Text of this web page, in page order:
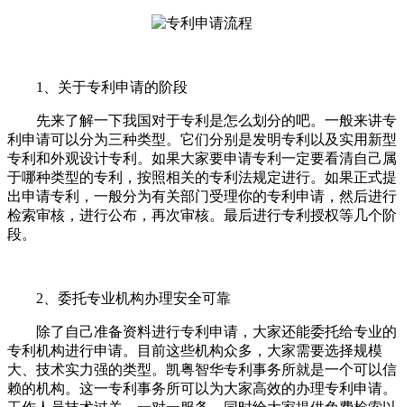
1、关于专利申请的阶段
先来了解一下我国对于专利是怎么划分的吧。一般来讲专
利申请可以分为三种类型。它们分别是发明专利以及实用新型
专利和外观设计专利。如果大家要申请专利一定要看清自己属
于哪种类型的专利，按照相关的专利法规定进行。如果正式提
出申请专利，一般分为有关部门受理你的专利申请，然后进行
检索审核，进行公布，再次审核。最后进行专利授权等几个阶
段。
2、委托专业机构办理安全可靠
除了自己准备资料进行专利申请，大家还能委托给专业的
专利机构进行申请。目前这些机构众多，大家需要选择规模
大、技术实力强的类型。凯粤智华专利事务所就是一个可以信
赖的机构。这一专利事务所可以为大家高效的办理专利申请。